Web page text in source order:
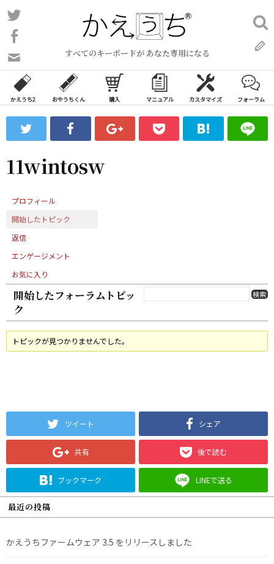
コ
ン
ン
ツ
ス
ッ
すべてのキーボードが あなた専用になる
い
合
わ
フ
ォ
ム
検
索:
かえうち2 おやうちくん 購入 マニュアル カスタマイズ フォーラム
11wintosw
プロフィール
開始したトピック
返信
エンゲージメント
お気に入り
開始したフォーラムトピッ
ク
トピックが見つかりませんでした。
ツイート シェア
共有 後で読む
ブックマーク LINEで送る
最近の投稿
かえうちファームウェア 3.5 をリリースしました